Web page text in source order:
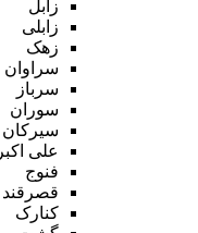
زابل
زابلی
زهک
سراوان
سرباز
سوران
سیرکان
علی اکبر
فنوج
قصرقند
کنارک